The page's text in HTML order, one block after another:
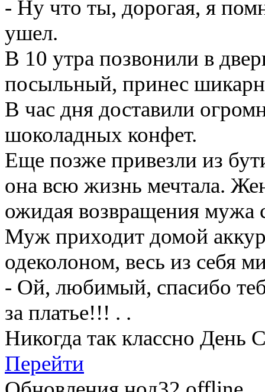
- Ну что ты, дорогая, я
ушел.
В 10 утра позвонили в
посыльный, принес
В час дня доставили
шоколадных конфет.
Еще позже привезли из
она всю жизнь мечтала.
ожидая возвращения мужа
Муж приходит домой
одеколоном, весь из себя
- Ой, любимый, спасибо
за платье!!! . .
Никогда так классно День
Перейти